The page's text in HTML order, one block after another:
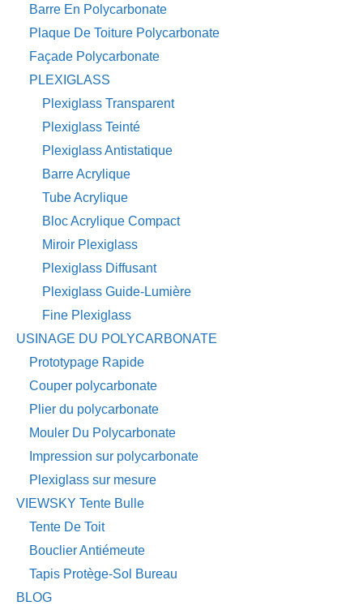
Barre En Polycarbonate
Plaque De Toiture Polycarbonate
Façade Polycarbonate
PLEXIGLASS
Plexiglass Transparent
Plexiglass Teinté
Plexiglass Antistatique
Barre Acrylique
Tube Acrylique
Bloc Acrylique Compact
Miroir Plexiglass
Plexiglass Diffusant
Plexiglass Guide-Lumière
Fine Plexiglass
USINAGE DU POLYCARBONATE
Prototypage Rapide
Couper polycarbonate
Plier du polycarbonate
Mouler Du Polycarbonate
Impression sur polycarbonate
Plexiglass sur mesure
VIEWSKY Tente Bulle
Tente De Toit
Bouclier Antiémeute
Tapis Protège-Sol Bureau
BLOG